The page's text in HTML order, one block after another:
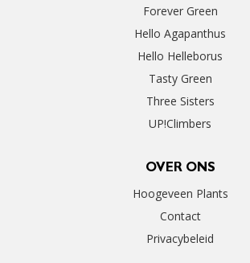
Forever Green
Hello Agapanthus
Hello Helleborus
Tasty Green
Three Sisters
UP!Climbers
OVER ONS
Hoogeveen Plants
Contact
Privacybeleid